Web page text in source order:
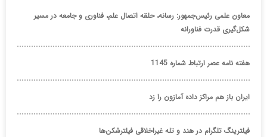
معاون علمی رئیس‌جمهور: رسانه، حلقه اتصال علم، فناوری و جامعه در مسیر
شکل‌گیری قدرت فناورانه
هفته نامه عصر ارتباط شماره 1145
ایران باز هم مراکز داده آمازون را زد
فیلترینگ تلگرام در هند و تله غیراخلاقی فیلترشکن‌ها